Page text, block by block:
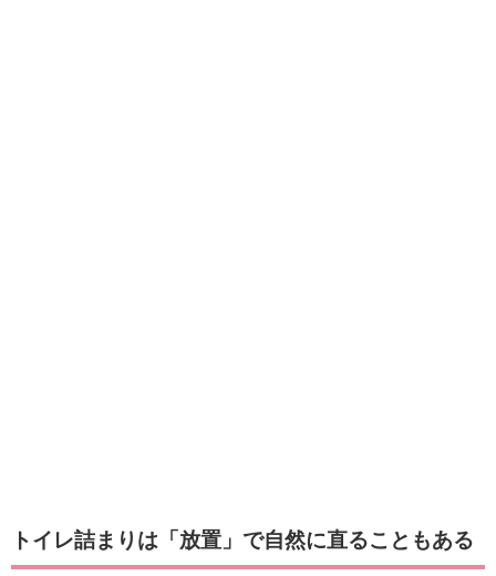
トイレ詰まりは「放置」で自然に直ることもある